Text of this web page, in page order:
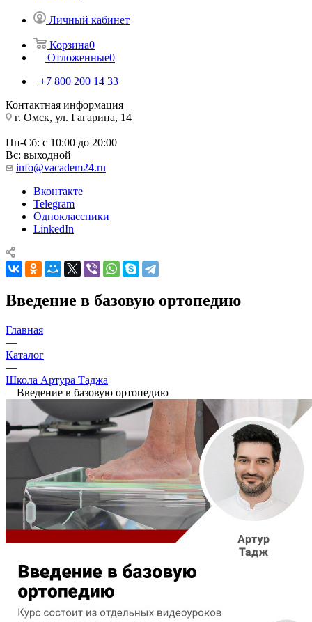
Личный кабинет
Корзина0
Отложенные0
+7 800 200 14 33
Контактная информация
г. Омск, ул. Гагарина, 14
Пн-Сб: с 10:00 до 20:00
Вс: выходной
info@vacadem24.ru
Вконтакте
Telegram
Одноклассники
LinkedIn
Введение в базовую ортопедию
Главная
—
Каталог
—
Школа Артура Таджа
—Введение в базовую ортопедию